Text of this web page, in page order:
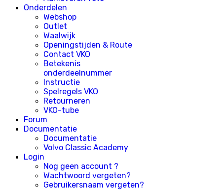
Onderdelen
Webshop
Outlet
Waalwijk
Openingstijden & Route
Contact VKO
Betekenis
onderdeelnummer
Instructie
Spelregels VKO
Retourneren
VKO-tube
Forum
Documentatie
Documentatie
Volvo Classic Academy
Login
Nog geen account ?
Wachtwoord vergeten?
Gebruikersnaam vergeten?